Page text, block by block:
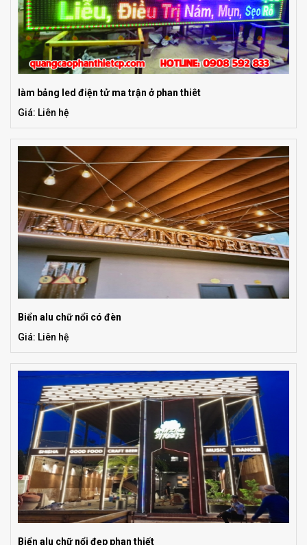
làm bảng led điện tử ma trận ở phan thiêt
Giá: Liên hệ
Biển alu chữ nổi có đèn
Giá: Liên hệ
Biển alu chữ nổi đẹp phan thiết